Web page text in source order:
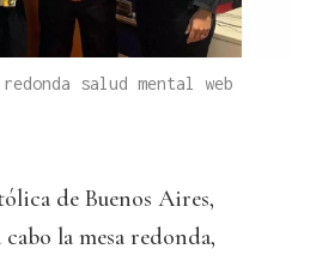
redonda salud mental web
de Buenos Aires,
la mesa redonda,